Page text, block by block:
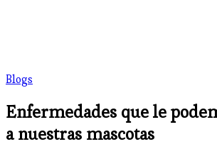
Blogs
Enfermedades que le
a nuestras mascotas